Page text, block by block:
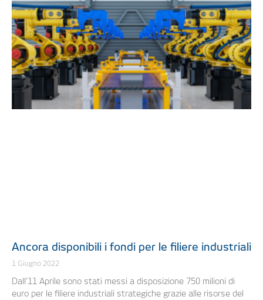
Ancora disponibili i fondi per le filiere industriali
1 Giugno 2022
Dall’11 Aprile sono stati messi a disposizione 750 milioni di
euro per le filiere industriali strategiche grazie alle risorse del